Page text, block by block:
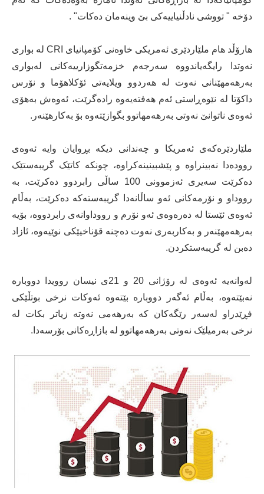
دۆخە " تووشی نادڵنیاییەکی بێ وینەمان دەکات" .
هارۆڵد هام ملێاردێری ئەمریکی خاوەنی کۆمپانیای CRI لە بواری
نەوتدا رایگەیاندووە سەرجەم خزمەتگوزارییەکانی لەبواری
بەرهەمهێنانی نەوت لە هەردوو ویلایەتی ئۆکلاهۆما و نۆرس
داکۆتا لە نێوەڕاستی ئەم هەفتەیەوە رادەگرێت، ئەوەش بەهۆی
ئەوەی ناتوانێ نەوتی بەرهەمهاتوو بگوازێتەوە بۆ بەکارهێنەر.
ملێاردێرەکەی ئەمریکا و چەندانی دیکە بڕوایان وایە ئەوەی
روودەدا نەبینراوە و پێشبینینەکراوە، چونکە کاتێک گریبەستێک
دەکرێت سەیری ئەزموونی 100 ساڵی رابردوو دەکرێت، بە
رووداو و نۆرمەکانی ئەو ساڵانەدا گریبەستەکە دەکرێت، بەڵام
ئەوەی ئێستا لە دەرەوەی ئەو نۆرم و رووداوانەی رابردووە، بۆیە
بەرهەمهێنەر و بەکاربەری نەوت دەچنە قۆناخیێکی نوێیەوە، ئازاد
دەبن لە گریبەستکردن.
لەوانەیە ئەوەی لە رۆژانی 20 و 21ی نیسان روویدا دووبارە
نەبێتەوە، بەڵام ئەگەر دووبارە بێتەوە ئەوکات نرخی بوتڵێکی
فڕێدراو لەسەر رێگەکان کە بەرهەمی نەوتە زیاتر بکات لە
نرخی بەرمیلێک نەوتی بەرهەمهاتوو لە بازاڕەکانی بۆرسەدا.